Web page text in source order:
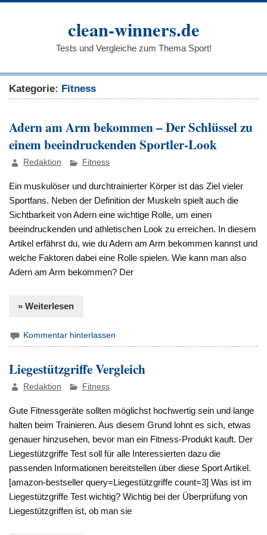
Zum
clean-winners.de
Tests und Vergleiche zum Thema Sport!
Kategorie: Fitness
Adern am Arm bekommen – Der Schlüssel zu
einem beeindruckenden Sportler-Look
Redaktion Fitness
Ein muskulöser und durchtrainierter Körper ist das Ziel vieler
Sportfans. Neben der Definition der Muskeln spielt auch die
Sichtbarkeit von Adern eine wichtige Rolle, um einen
beeindruckenden und athletischen Look zu erreichen. In diesem
Artikel erfährst du, wie du Adern am Arm bekommen kannst und
welche Faktoren dabei eine Rolle spielen. Wie kann man also
Adern am Arm bekommen? Der
» Weiterlesen
Kommentar hinterlassen
Liegestützgriffe Vergleich
Redaktion Fitness
Gute Fitnessgeräte sollten möglichst hochwertig sein und lange
halten beim Trainieren. Aus diesem Grund lohnt es sich, etwas
genauer hinzusehen, bevor man ein Fitness-Produkt kauft. Der
Liegestützgriffe Test soll für alle Interessierten dazu die
passenden Informationen bereitstellen über diese Sport Artikel.
[amazon-bestseller query=Liegestützgriffe count=3] Was ist im
Liegestützgriffe Test wichtig? Wichtig bei der Überprüfung von
Liegestützgriffen ist, ob man sie